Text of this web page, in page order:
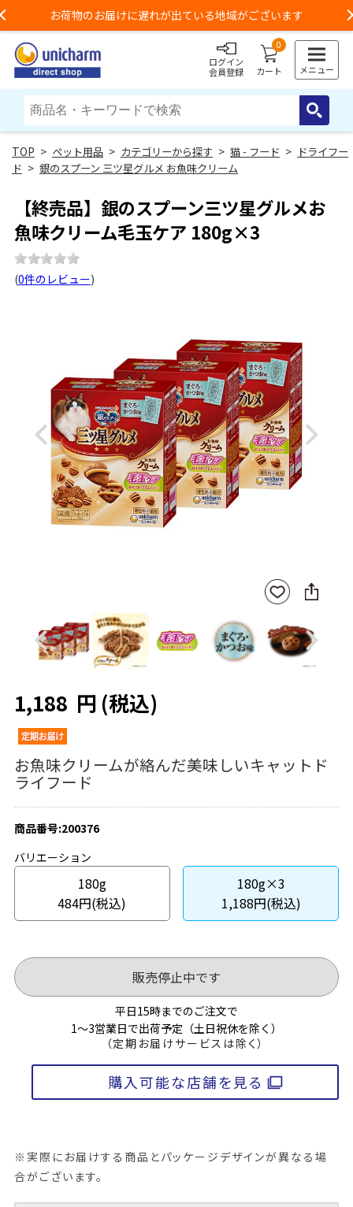
お荷物のお届けに遅れが出ている地域がございます
ログイン
会員登録
0
カート メニュー
> ペット用品 > カテゴリーから探す > 猫 - フード > ドライフー
ド > 銀のスプーン 三ツ星グルメ お魚味クリーム
【終売品】銀のスプーン三ツ星グルメお
魚味クリーム毛玉ケア 180g×3
(0件のレビュー)
Previous Next
お気
に入
登録
SNS
に
ェ
ア
Previous Next
1,188 円 (税込)
お魚味クリームが絡んだ美味しいキャットド
ライフード
商品番号:200376
バリエーション
180g
484円(税込)
180g×3
1,188円(税込)
販売停止中です
平日15時までのご注文で
1～3営業日で出荷予定（土日祝休を除く）
（定期お届けサービスは除く）
購入可能な店舗を見る
※実際にお届けする商品とパッケージデザインが異なる場
合がございます。